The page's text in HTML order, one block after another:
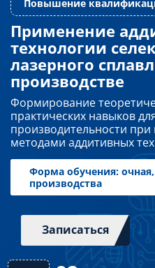
Слушателям
Партнерам
НИОКР
Повышение
Применение
технологии
лазерного
производстве
Формирование
практических навыков
производительности при
методами аддитивных
Форма обучения:
производства
Записаться